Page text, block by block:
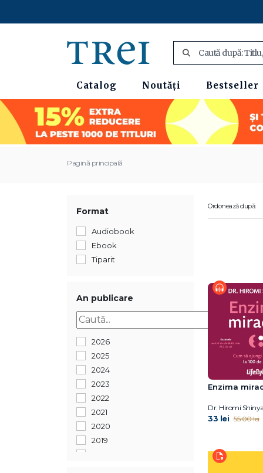
Catalog Noutăți Bestseller
Pagină principală
Format
Audiobook
Ebook
Tiparit
An publicare
2026
2025
2024
2023
2022
2021
2020
2019
Ordonează după:
Enzima
Dr. Hiromi Shinya
33 lei 55.00 lei